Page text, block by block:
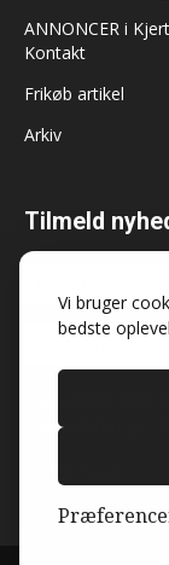
Vi bruger
bedste
ANNONCER i
Kontakt
Frikøb artikel
Arkiv
Tilmeld
Må Kjerteminde
markedsføring?